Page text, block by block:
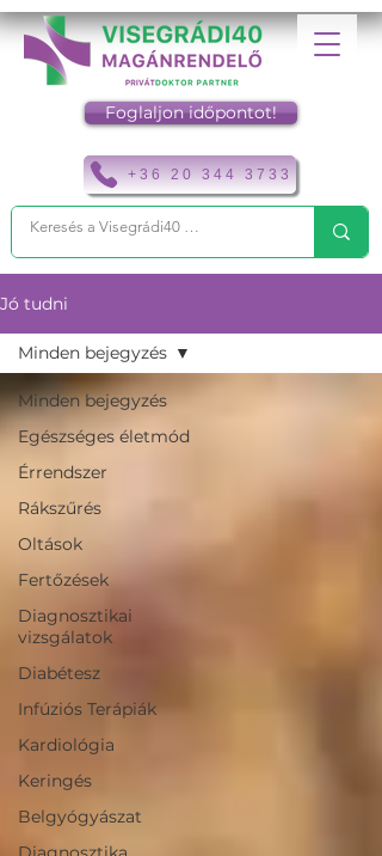
+36 20 344 3733
Foglaljon időpontot!
Jó tudni
Minden bejegyzés
Egészséges életmód
Érrendszer
Rákszűrés
Oltások
Fertőzések
Diagnosztikai
vizsgálatok
Diabétesz
Infúziós Terápiák
Kardiológia
Keringés
Belgyógyászat
Minden bejegyzés